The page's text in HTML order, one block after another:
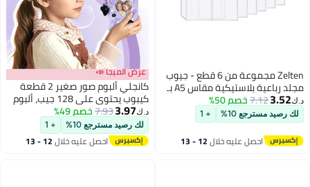
عرض الميجا 📣
كانجلي ألبوم صور صغير 2 قطعة
كيبوب يحتوي على 128 جيب، ألبوم
مجلد لبطاقات الصور بتصميم قلب
فارغ، حامل كتاب بطاقات الصور
الصغيرة، حامل بطاقات الصور السوبر
كاوايي للمجلد لبطاقات العمل
د.ك‏3.97
7.93خصم 49%
لك رصيد مسترجع 10% + 1
احصل عليه خلال 12 - 13